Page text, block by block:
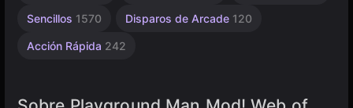
Sencillos 1570 Disparos de Arcade 120
Acción Rápida 242